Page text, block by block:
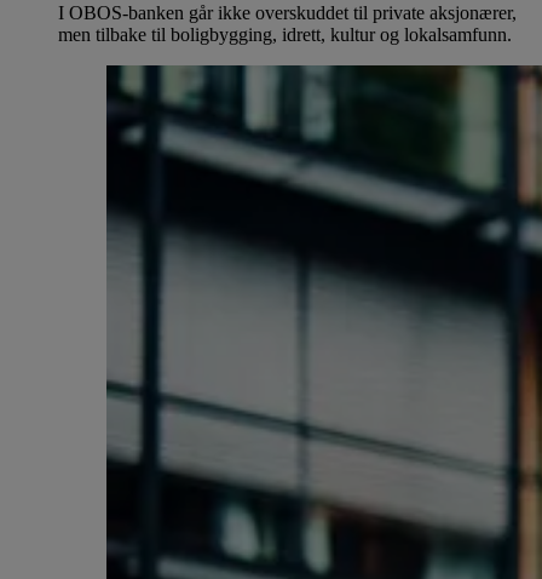
I OBOS-banken går ikke overskuddet til private aksjonærer,
men tilbake til boligbygging, idrett, kultur og lokalsamfunn.